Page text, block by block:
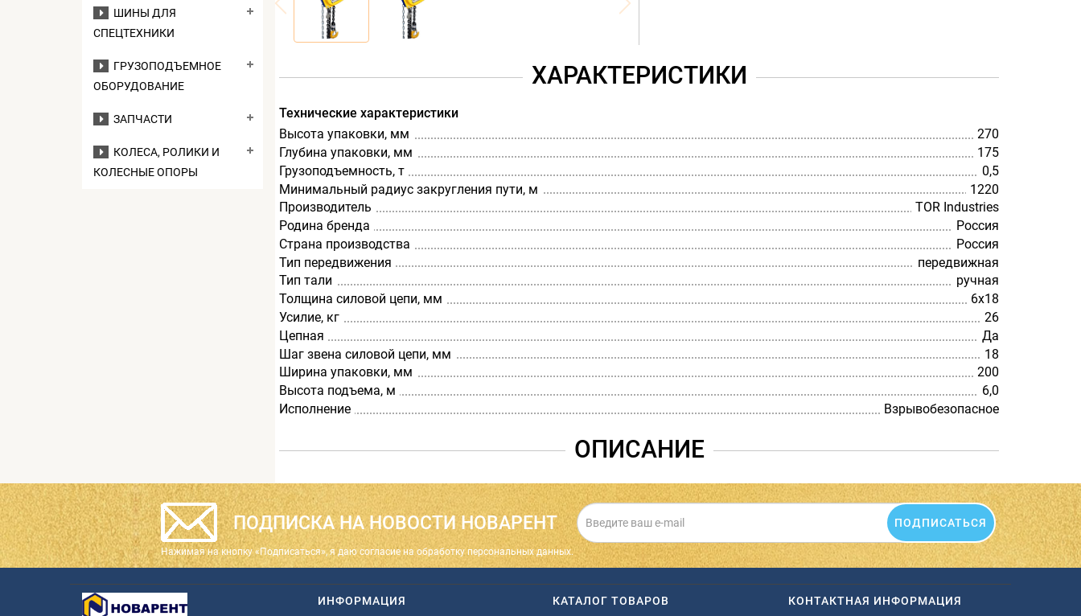
ШИНЫ ДЛЯ
СПЕЦТЕХНИКИ
ГРУЗОПОДЪЕМНОЕ
ОБОРУДОВАНИЕ
ЗАПЧАСТИ
КОЛЕСА, РОЛИКИ И
КОЛЕСНЫЕ ОПОРЫ
ХАРАКТЕРИСТИКИ
Технические характеристики
Высота упаковки, мм
270
Глубина упаковки, мм
175
Грузоподъемность, т
0,5
Минимальный радиус закругления пути, м
1220
Производитель
TOR Industries
Родина бренда
Россия
Страна производства
Россия
Тип передвижения
передвижная
Тип тали
ручная
Толщина силовой цепи, мм
6х18
Усилие, кг
26
Цепная
Да
Шаг звена силовой цепи, мм
18
Ширина упаковки, мм
200
Высота подъема, м
6,0
Исполнение
Взрывобезопасное
ОПИСАНИЕ
ПОДПИСКА НА НОВОСТИ НОВАРЕНТ ПОДПИСАТЬСЯ
Нажимая на кнопку «Подписаться», я даю cогласие на обработку персональных данных.
ИНФОРМАЦИЯ КАТАЛОГ ТОВАРОВ КОНТАКТНАЯ ИНФОРМАЦИЯ